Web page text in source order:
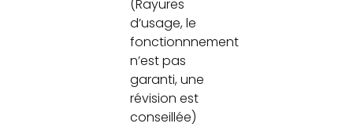
(Rayures
d’usage, le
fonctionnnement
n’est pas
garanti, une
révision est
conseillée)